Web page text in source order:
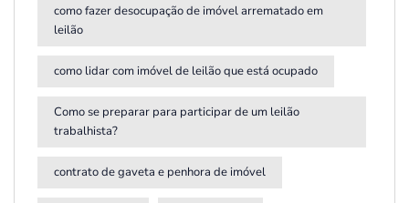
como fazer desocupação de imóvel arrematado em
leilão
como lidar com imóvel de leilão que está ocupado
Como se preparar para participar de um leilão
trabalhista?
contrato de gaveta e penhora de imóvel